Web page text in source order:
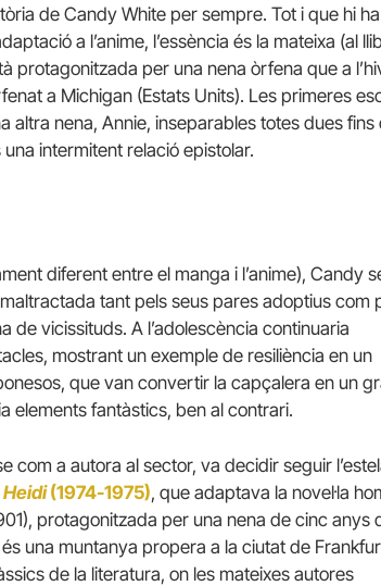
de Candy White per sempre. Tot i que hi
a l’anime, l’essència és la mateixa (al
protagonitzada per una nena òrfena que a
a Michigan (Estats Units). Les primeres
altra nena, Annie, inseparables totes dues fins
intermitent relació epistolar.
diferent entre el manga i l’anime), Candy
tant pels seus pares adoptius com
vicissituds. A l’adolescència continuaria
mostrant un exemple de resiliència en un
que van convertir la capçalera en un
elements fantàstics, ben al contrari.
com a autora al sector, va decidir seguir
Heidi(1974-1975), que adaptava la novel·la
protagonitzada per una nena de cinc anys
una muntanya propera a la ciutat de
de la literatura, on les mateixes autores